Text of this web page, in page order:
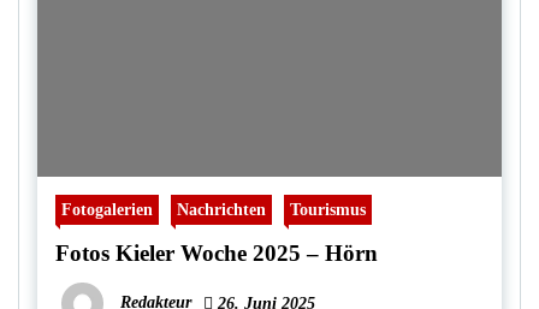
Fotogalerien Nachrichten Tourismus
Fotos Kieler Woche 2025 – Hörn
Redakteur 26. Juni 2025